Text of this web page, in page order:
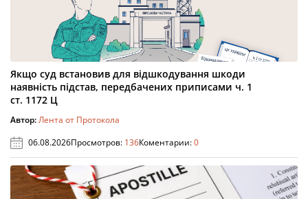
Якщо суд встановив для відшкодування шкоди
наявність підстав, передбачених приписами ч. 1
ст. 1172 Ц
Автор:Лента от Протокола
06.08.2026Просмотров: 136Коментарии:0